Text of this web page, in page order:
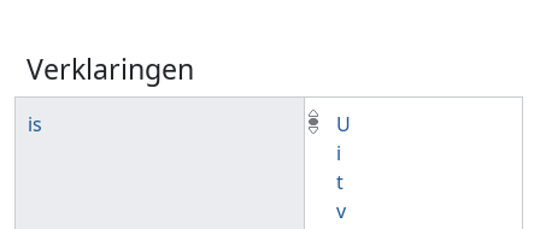
Verklaringen
is
U
i
t
v